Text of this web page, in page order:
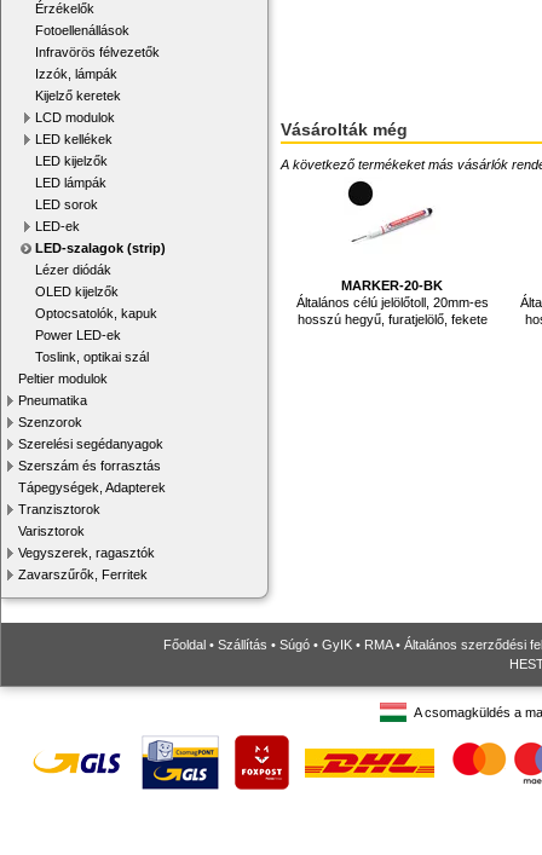
Érzékelők
Fotoellenállások
Infravörös félvezetők
Izzók, lámpák
Kijelző keretek
LCD modulok
LED kellékek
LED kijelzők
LED lámpák
LED sorok
LED-ek
LED-szalagok (strip)
Lézer diódák
OLED kijelzők
Optocsatolók, kapuk
Power LED-ek
Toslink, optikai szál
Peltier modulok
Pneumatika
Szenzorok
Szerelési segédanyagok
Szerszám és forrasztás
Tápegységek, Adapterek
Tranzisztorok
Varisztorok
Vegyszerek, ragasztók
Zavarszűrők, Ferritek
Vásárolták még
A következő termékeket más vásárlók
MARKER-20-BK
Általános célú jelölőtoll, 20mm-es
hosszú hegyű, furatjelölő, fekete
Főoldal • Szállítás • Súgó • GyIK • RMA• Általános szerződési
A csomagküldés a